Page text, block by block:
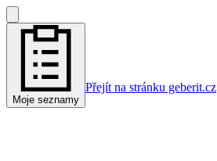
Moje seznamy
Přejít na stránku geberit.cz